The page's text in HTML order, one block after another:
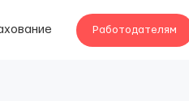
Работодателям